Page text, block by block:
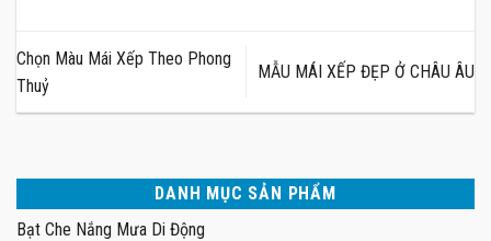
Chọn Màu Mái Xếp Theo Phong
Thuỷ
MẪU MÁI XẾP ĐẸP Ở CHÂU ÂU
DANH MỤC SẢN PHẨM
Bạt Che Nắng Mưa Di Động